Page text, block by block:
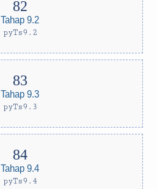
Tahap 9.2
pyTs9.2
Tahap 9.3
pyTs9.3
Tahap 9.4
pyTs9.4